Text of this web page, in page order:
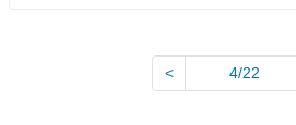
< 4/22